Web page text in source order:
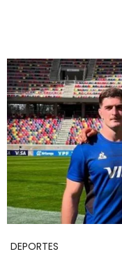
DEPORTES